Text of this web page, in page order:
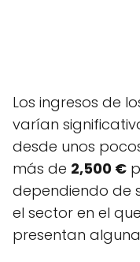
Los ingresos de
varían
desde unos
más de 2,500 €
dependiendo de
el sector en el
presentan